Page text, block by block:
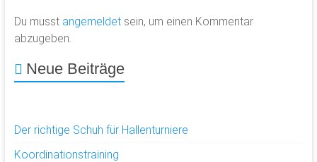
Du musst angemeldetsein, um einen Kommentar
abzugeben.
Neue Beiträge
Der richtige Schuh für Hallenturniere
Koordinationstraining